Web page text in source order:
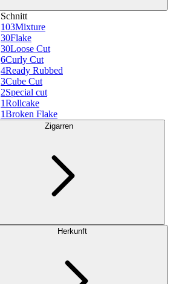
Schnitt
103Mixture
30Flake
30Loose Cut
6Curly Cut
4Ready Rubbed
3Cube Cut
2Special cut
1Rollcake
1Broken Flake
Zigarren
Herkunft